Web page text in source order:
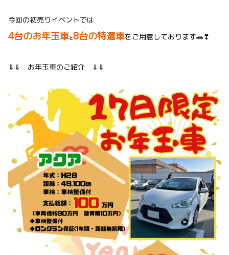
今回の初売りイベントでは
4台のお年玉車と8台の特選車をご用意しております🚗❣
⇓⇓ お年玉車のご紹介 ⇓⇓